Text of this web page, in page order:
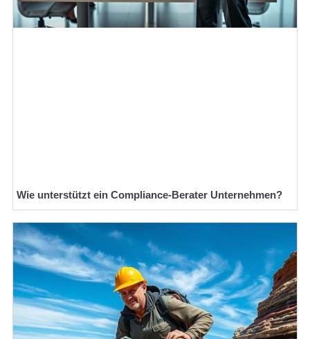
Wie unterstützt ein Compliance-Berater Unternehmen?